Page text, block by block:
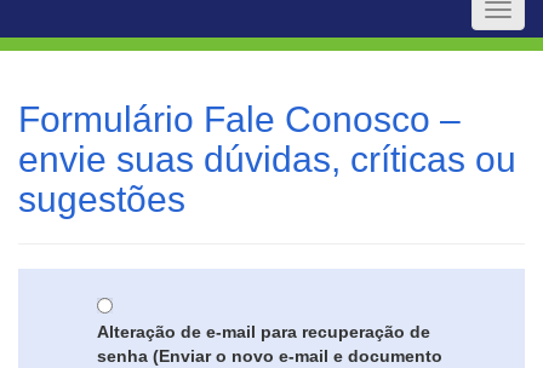
Toggle
Formulário Fale Conosco –
envie suas dúvidas, críticas ou
sugestões
Alteração de e-mail para recuperação de
senha (Enviar o novo e-mail e documento